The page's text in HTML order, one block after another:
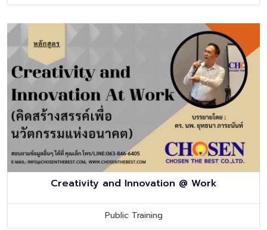
Creativity and Innovation @ Work
Public Training